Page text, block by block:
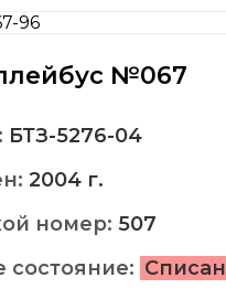
№067
БТЗ-5276-04
2004 г.
номер: 507
состояние: Списан